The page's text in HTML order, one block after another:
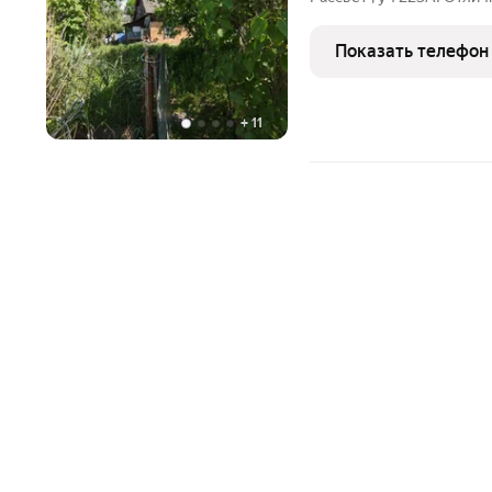
+ 11
на месте: газ и
остановки
Показать телефон